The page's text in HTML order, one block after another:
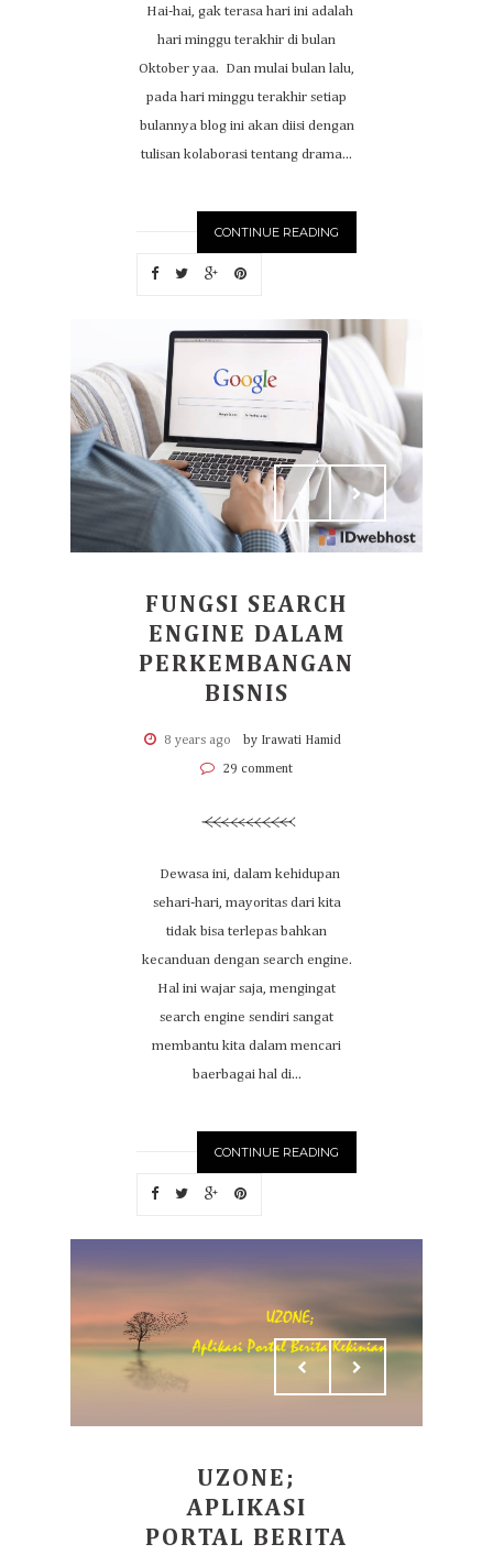
Hai-hai, gak terasa hari ini adalah
hari minggu terakhir di bulan
Oktober yaa. Dan mulai bulan lalu,
pada hari minggu terakhir setiap
bulannya blog ini akan diisi dengan
tulisan kolaborasi tentang drama...
CONTINUE READING
FUNGSI SEARCH
ENGINE DALAM
PERKEMBANGAN
BISNIS
8 years ago by Irawati Hamid
29 comment
Dewasa ini, dalam kehidupan
sehari-hari, mayoritas dari kita
tidak bisa terlepas bahkan
kecanduan dengan search engine.
Hal ini wajar saja, mengingat
search engine sendiri sangat
membantu kita dalam mencari
baerbagai hal di...
CONTINUE READING
UZONE;
APLIKASI
PORTAL BERITA